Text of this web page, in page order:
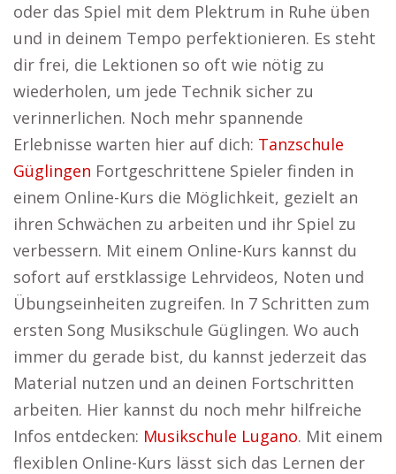
oder das Spiel mit dem Plektrum in Ruhe üben
und in deinem Tempo perfektionieren. Es steht
dir frei, die Lektionen so oft wie nötig zu
wiederholen, um jede Technik sicher zu
verinnerlichen. Noch mehr spannende
Erlebnisse warten hier auf dich: Tanzschule
Güglingen Fortgeschrittene Spieler finden in
einem Online-Kurs die Möglichkeit, gezielt an
ihren Schwächen zu arbeiten und ihr Spiel zu
verbessern. Mit einem Online-Kurs kannst du
sofort auf erstklassige Lehrvideos, Noten und
Übungseinheiten zugreifen. In 7 Schritten zum
ersten Song Musikschule Güglingen. Wo auch
immer du gerade bist, du kannst jederzeit das
Material nutzen und an deinen Fortschritten
arbeiten. Hier kannst du noch mehr hilfreiche
Infos entdecken: Musikschule Lugano. Mit einem
flexiblen Online-Kurs lässt sich das Lernen der